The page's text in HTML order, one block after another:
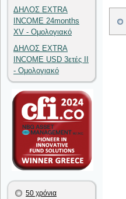
ΔΗΛΟΣ EXTRA
INCOME 24months
XV - Ομολογιακό
ΔΗΛΟΣ EXTRA
INCOME USD 3ετές II
- Ομολογιακό
50 χρόνια